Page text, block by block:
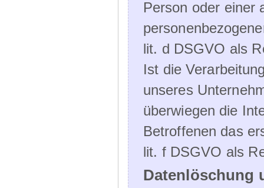
Person oder einer
lit. d DSGVO als
Ist die
unseres
überwiegen die
Betroffenen das
lit. f DSGVO als
Datenlöschung